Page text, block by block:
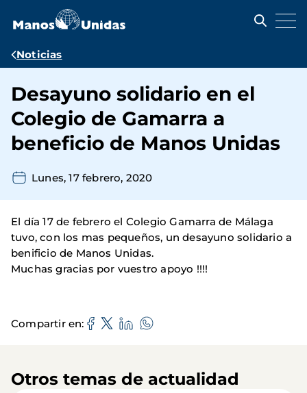
contenido
Ruta
navegación
Noticias
Desayuno solidario en el
Colegio de Gamarra a
beneficio de Manos Unidas
Lunes, 17 febrero, 2020
El día 17 de febrero el Colegio Gamarra de Málaga
tuvo, con los mas pequeños, un desayuno solidario a
benificio de Manos Unidas.
Muchas gracias por vuestro apoyo !!!!
Compartir en
Otros temas de actualidad